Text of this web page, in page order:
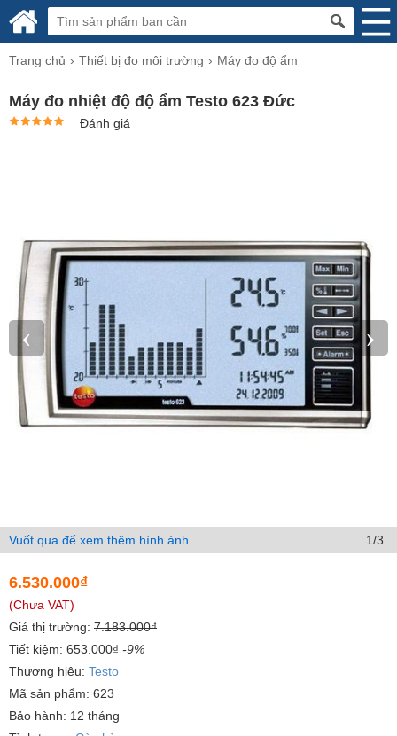
Trang chủ Thiết bị đo môi trường Máy đo độ ẩm
Máy đo nhiệt độ độ ẩm Testo 623 Đức
Đánh giá
‹ ›
Vuốt qua để xem thêm hình ảnh 1/3
6.530.000₫
(Chưa VAT)
Giá thị trường: 7.183.000₫
Tiết kiệm: 653.000₫ -9%
Thương hiệu: Testo
Mã sản phẩm: 623
Bảo hành: 12 tháng